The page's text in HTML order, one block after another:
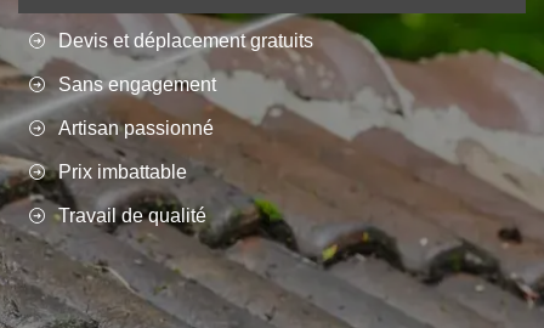
Devis et déplacement gratuits
Sans engagement
Artisan passionné
Prix imbattable
Travail de qualité